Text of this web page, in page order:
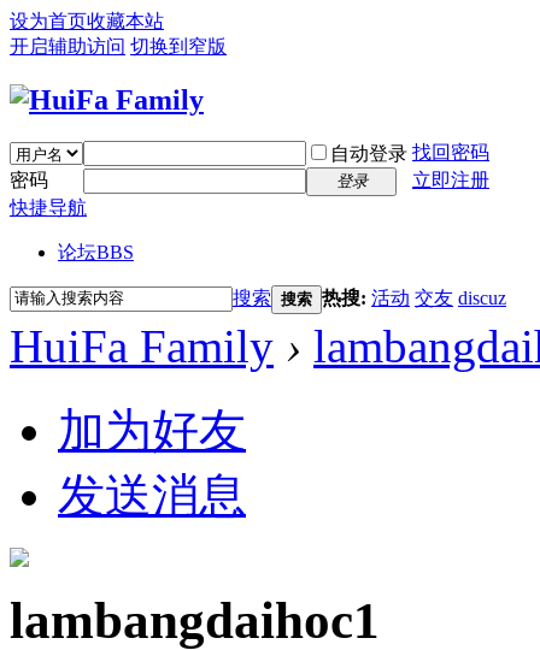
设为首页收藏本站
开启辅助访问 切换到窄版
自动登录 找回密码
密码
登录
立即注册
快捷导航
论坛BBS
搜索 搜索 热搜: 活动 交友 discuz
HuiFa Family ›
加为好友
发送消息
lambangdaihoc1